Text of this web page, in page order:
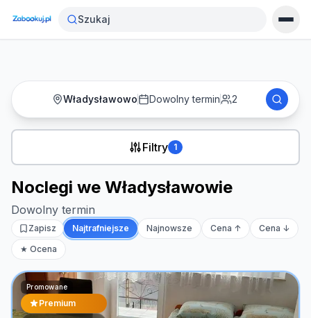
Strona główna›Noclegi
Szukaj
Władysławowo Dowolny termin 2
Filtry 1
Noclegi we Władysławowie
Dowolny termin
Zapisz Najtrafniejsze Najnowsze Cena ↑
Cena ↓
★ Ocena
Promowane
Premium